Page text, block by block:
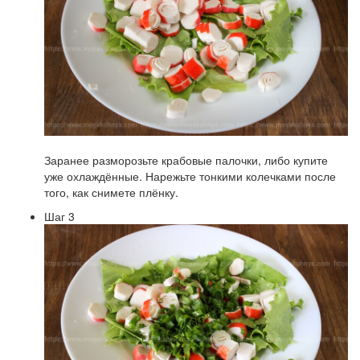
Заранее разморозьте крабовые палочки, либо купите
уже охлаждённые. Нарежьте тонкими колечками после
того, как снимете плёнку.
Шаг 3